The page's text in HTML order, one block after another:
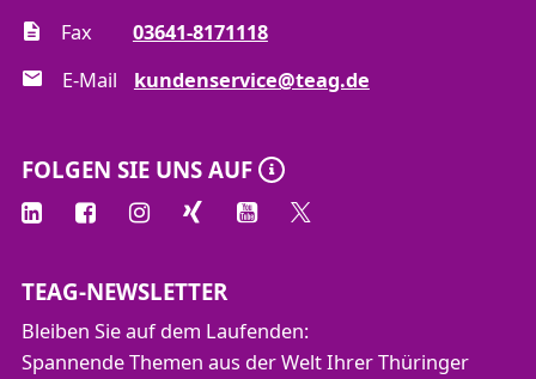
Fax
03641-8171118
E-Mail
kundenservice@teag.de
FOLGEN SIE UNS AUF
TEAG-NEWSLETTER
Bleiben Sie auf dem Laufenden:
Spannende Themen aus der Welt Ihrer Thüringer